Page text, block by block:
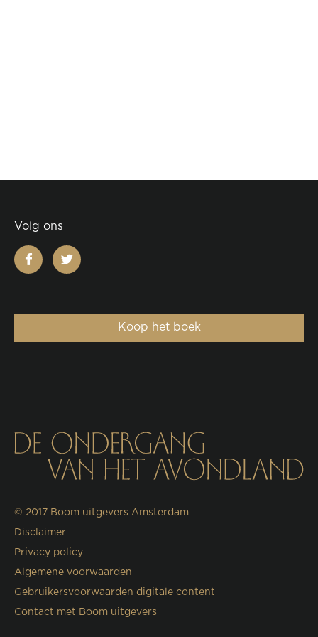
Volg ons
facebooktwitter
Koop het boek
© 2017 Boom uitgevers Amsterdam
Disclaimer
Privacy policy
Algemene voorwaarden
Gebruikersvoorwaarden digitale content
Contact met Boom uitgevers